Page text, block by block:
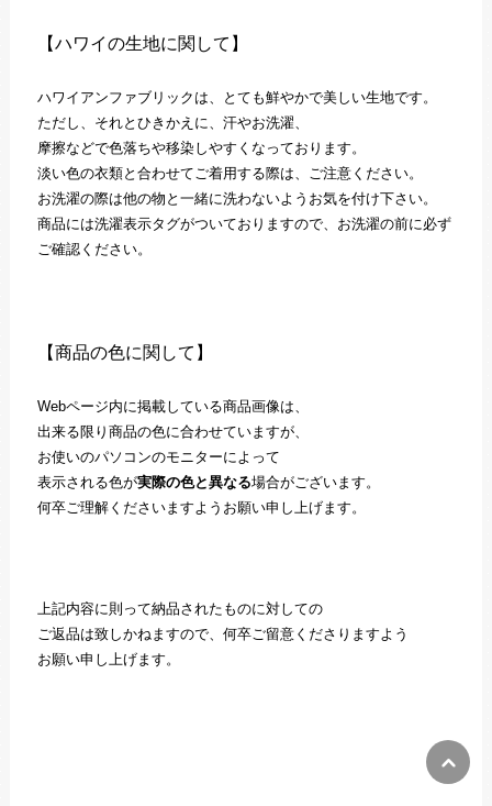
【ハワイの生地に関して】
ハワイアンファブリックは、とても鮮やかで美しい生地です。
ただし、それとひきかえに、汗やお洗濯、
摩擦などで色落ちや移染しやすくなっております。
淡い色の衣類と合わせてご着用する際は、ご注意ください。
お洗濯の際は他の物と一緒に洗わないようお気を付け下さい。
商品には洗濯表示タグがついておりますので、お洗濯の前に必ず
ご確認ください。
【商品の色に関して】
Webページ内に掲載している商品画像は、
出来る限り商品の色に合わせていますが、
お使いのパソコンのモニターによって
表示される色が実際の色と異なる場合がございます。
何卒ご理解くださいますようお願い申し上げます。
上記内容に則って納品されたものに対しての
ご返品は致しかねますので、何卒ご留意くださりますよう
お願い申し上げます。